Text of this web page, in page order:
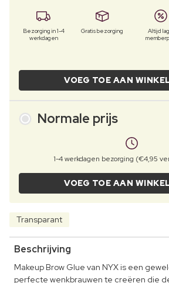
Bezorging in 1-4
werkdagen
Gratis bezorging
Altijd
VOEG TOE AAN
Normale prijs
1-4 werkdagen bezorging (€4,95
VOEG TOE AAN
Transparant
Beschrijving
Makeup Brow Glue van NYX is een
perfecte wenkbrauwen te creëren die